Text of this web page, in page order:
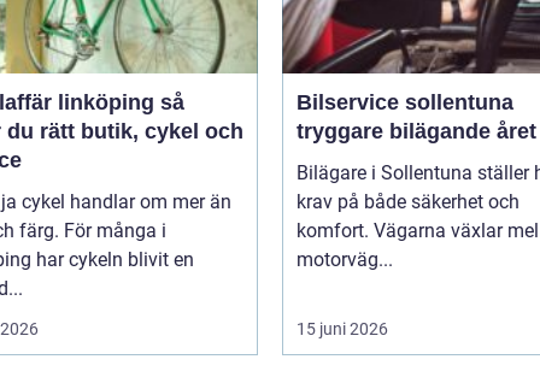
linköping så
du rätt butik, cykel och
cykel handlar om mer än
färg. För många i
har cykeln blivit en
Bilservice sollentuna
tryggare bilägande
Bilägare i Sollentuna ställer
krav på både säkerhet och
komfort. Vägarna växlar
motorväg...
15 juni 2026